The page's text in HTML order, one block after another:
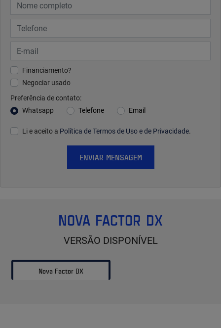
Financiamento?
Negociar usado
Preferência de contato:
Whatsapp
Telefone Email
Li e aceito a Política de Termos de Uso e de Privacidade.
ENVIAR MENSAGEM
NOVA FACTOR DX
VERSÃO DISPONÍVEL
Nova Factor DX